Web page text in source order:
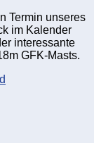
Termin unseres
im Kalender
interessante
GFK-Masts.